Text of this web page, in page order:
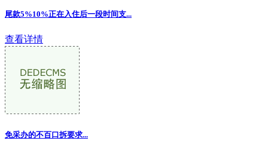
尾款5%10%正在入住后一段时间支...
查看详情
免采办的不百口拆要求...